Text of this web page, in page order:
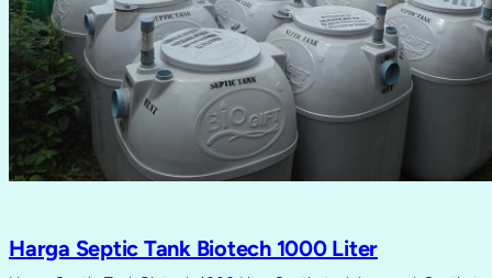
Harga Septic Tank Biotech 1000 Liter